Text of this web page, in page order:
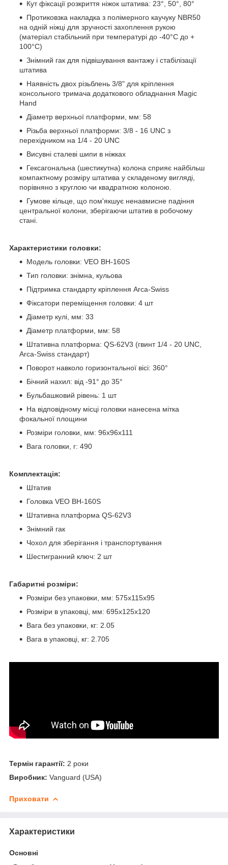
Кут фіксації розкриття ніжок штатива: 23°, 50°, 80°
Протиковзка накладка з полімерного каучуку NBR50
на одній ніжці для зручності захоплення рукою
(матеріал стабільний при температурі до -40°С до +
100°С)
Знімний гак для підвішування вантажу і стабілізації
штатива
Наявність двох різьблень 3/8" для кріплення
консольного тримача додаткового обладнання Magic
Hand
Діаметр верхньої платформи, мм: 58
Різьба верхньої платформи: 3/8 - 16 UNC з
перехідником на 1/4 - 20 UNC
Висувні сталеві шипи в ніжках
Гексагональна (шестикутна) колона сприяє найбільш
компактному розміру штатива у складеному вигляді,
порівняно з круглою чи квадратною колоною.
Гумове кільце, що пом'якшує ненавмисне падіння
центральної колони, зберігаючи штатив в робочому
стані.
Характеристики головки:
Модель головки: VEO BH-160S
Тип головки: знімна, кульова
Підтримка стандарту кріплення Arca-Swiss
Фіксатори переміщення головки: 4 шт
Діаметр кулі, мм: 33
Діаметр платформи, мм: 58
Штативна платформа: QS-62V3 (гвинт 1/4 - 20 UNC,
Arca-Swiss стандарт)
Поворот навколо горизонтальної вісі: 360°
Бічний нахил: від -91° до 35°
Бульбашковий рівень: 1 шт
На відповідному місці головки нанесена мітка
фокальної площини
Розміри головки, мм: 96х96х111
Вага головки, г: 490
Комплектація:
Штатив
Головка VEO BH-160S
Штативна платформа QS-62V3
Знімний гак
Чохол для зберігання і транспортування
Шестигранний ключ: 2 шт
Габаритні розміри:
Розміри без упаковки, мм: 575x115x95
Розміри в упаковці, мм: 695x125x120
Вага без упаковки, кг: 2.05
Вага в упаковці, кг: 2.705
Термін гарантії: 2 роки
Виробник: Vanguard (USA)
Приховати
Характеристики
Основні